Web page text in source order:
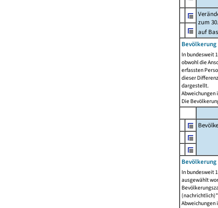
zum
auf
Bevölkerung
In bundesweit
obwohl die
erfassten
dieser
dargestellt.
Abweichungen
Die
In bundesweit
ausgewählt
Abweichungen